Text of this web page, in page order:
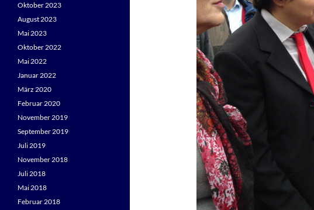
Oktober 2023
August 2023
Mai 2023
Oktober 2022
Mai 2022
Januar 2022
März 2020
Februar 2020
November 2019
September 2019
Juli 2019
November 2018
Juli 2018
Mai 2018
Februar 2018